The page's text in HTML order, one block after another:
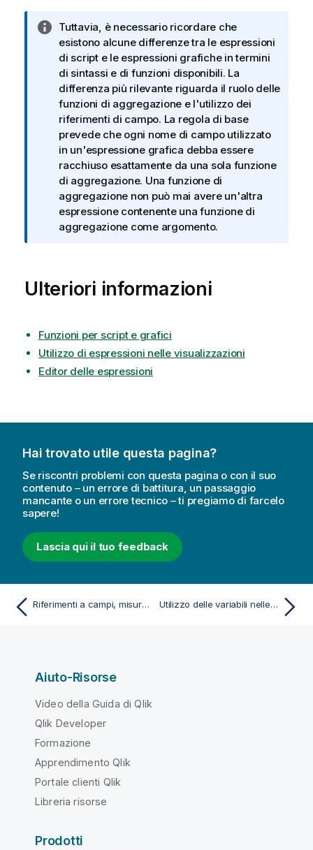
N
o
t
a
i
n
f
o
r
m
a
t
i
c
Tuttavia, è necessario ricordare che
esistono alcune differenze tra le espressioni
di script e le espressioni grafiche in termini
di sintassi e di funzioni disponibili. La
differenza più rilevante riguarda il ruolo delle
funzioni di aggregazione e l'utilizzo dei
riferimenti di campo. La regola di base
prevede che ogni nome di campo utilizzato
in un'espressione grafica debba essere
racchiuso esattamente da una sola funzione
di aggregazione. Una funzione di
aggregazione non può mai avere un'altra
espressione contenente una funzione di
aggregazione come argomento.
Ulteriori informazioni
Funzioni per script e grafici
Utilizzo di espressioni nelle visualizzazioni
Editor delle espressioni
Hai trovato utile questa pagina?
Se riscontri problemi con questa pagina o con il suo
contenuto – un errore di battitura, un passaggio
mancante o un errore tecnico – ti pregiamo di farcelo
sapere!
Lascia qui il tuo feedback
Riferimenti a campi, misure e variabili Utilizzo delle variabili nelle espressioni
Aiuto-Risorse
Video della Guida di Qlik
Qlik Developer
Formazione
Apprendimento Qlik
Portale clienti Qlik
Libreria risorse
Prodotti